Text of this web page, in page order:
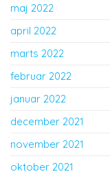
maj 2022
april 2022
marts 2022
februar 2022
januar 2022
december 2021
november 2021
oktober 2021